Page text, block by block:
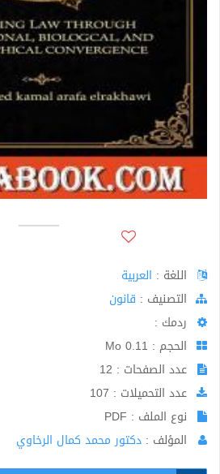
اللغة : العربية
اﻟﺘﺼﻨﻴﻒ : قانون
ردمك :
الحجم : 0.11 Mo
عدد الصفحات : 12
عدد التحميلات : 107
نوع الملف : PDF
المؤلف : دكتور محمد كمال الرخاوي